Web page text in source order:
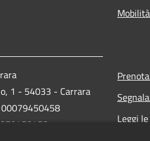
1 - 54033 - Carrara
00079450458
Leggi le